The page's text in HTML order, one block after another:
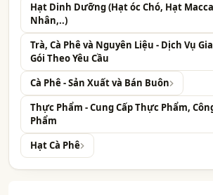
Hạt Dinh Dưỡng (Hạt óc Chó, Hạt
Nhân,..)
Trà, Cà Phê và Nguyên Liệu - Dịch Vụ
Gói Theo Yêu Cầu
Cà Phê - Sản Xuất và Bán Buôn
Thực Phẩm - Cung Cấp Thực Phẩm,
Phẩm
Hạt Cà Phê